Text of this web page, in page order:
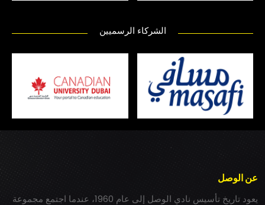
الشركاء الرسميين
عن الوصل
يعود تاريخ تأسيس نادي الوصل إلى عام 1960، عندما اجتمع مجموعة